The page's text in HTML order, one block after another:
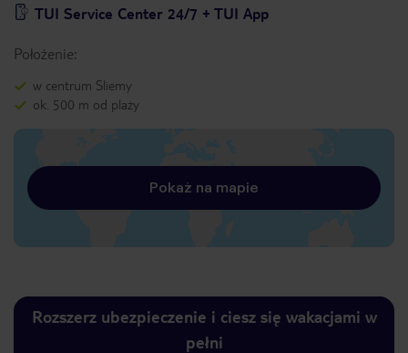
TUI Service Center 24/7 + TUI App
Położenie:
w centrum Sliemy
ok. 500 m od plaży
Pokaż na mapie
Rozszerz ubezpieczenie i ciesz się wakacjami w
pełni